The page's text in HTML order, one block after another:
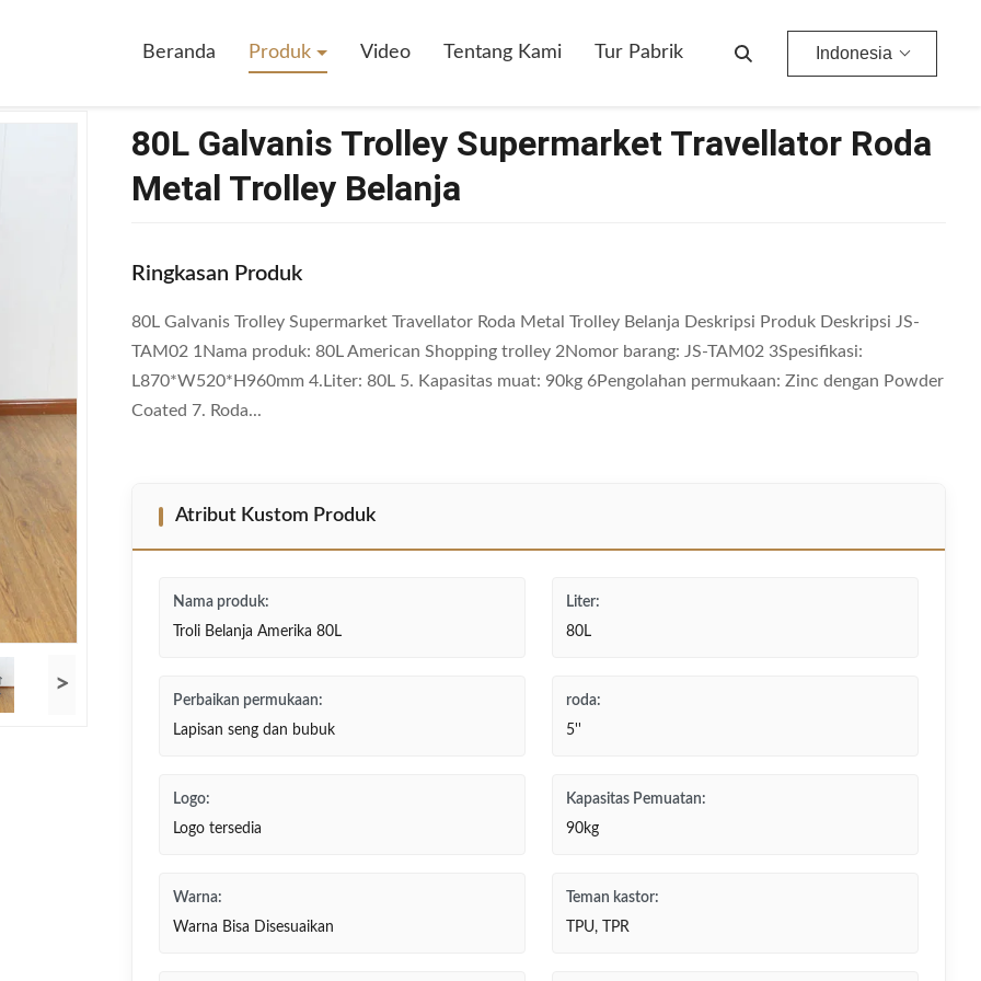
Beranda Produk Video Tentang Kami Tur Pabrik Indonesia
>
80L Galvanis Trolley Supermarket Travellator Roda
Metal Trolley Belanja
Ringkasan Produk
80L Galvanis Trolley Supermarket Travellator Roda Metal Trolley Belanja Deskripsi Produk Deskripsi JS-
TAM02 1Nama produk: 80L American Shopping trolley 2Nomor barang: JS-TAM02 3Spesifikasi:
L870*W520*H960mm 4.Liter: 80L 5. Kapasitas muat: 90kg 6Pengolahan permukaan: Zinc dengan Powder
Coated 7. Roda...
Atribut Kustom Produk
Nama produk:
Troli Belanja Amerika 80L
Liter:
80L
Perbaikan permukaan:
Lapisan seng dan bubuk
roda:
5''
Logo:
Logo tersedia
Kapasitas Pemuatan:
90kg
Warna:
Warna Bisa Disesuaikan
Teman kastor:
TPU, TPR